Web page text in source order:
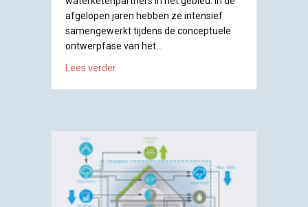
afgelopen jaren hebben ze intensief
samengewerkt tijdens de conceptuele
ontwerpfase van het…
Lees verderabout Indicatoren en doelstellingen – geen